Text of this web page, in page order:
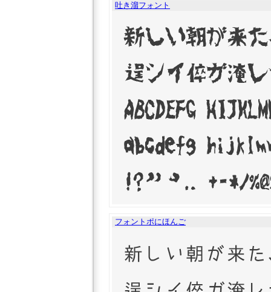
吐き溜フォント
フォントポにほんご